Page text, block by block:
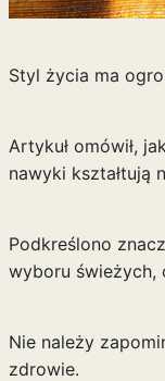
Styl życia ma
Artykuł omówił,
nawyki kształtują
Podkreślono
wyboru świeżych,
Nie należy
zdrowie.